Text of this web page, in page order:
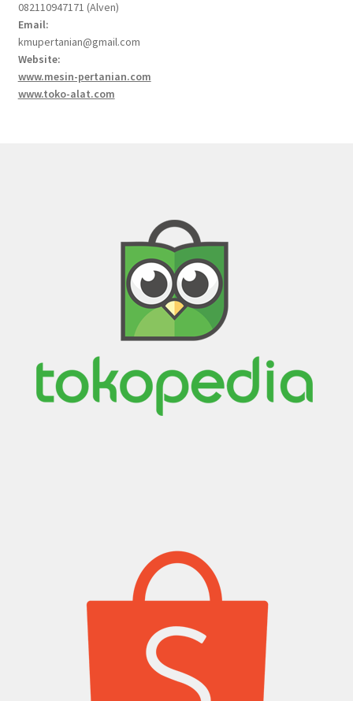
082110947171 (Alven)
Email:
kmupertanian@gmail.com
Website:
www.mesin-pertanian.com
www.toko-alat.com